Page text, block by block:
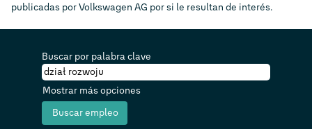
publicadas por Volkswagen AG por si le resultan de interés.
Buscar por palabra clave
Mostrar más opciones